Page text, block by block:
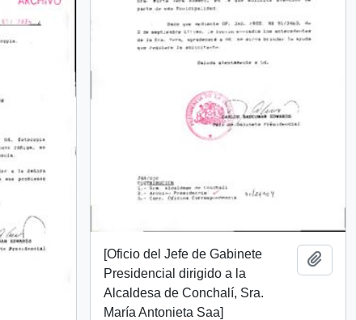
[Oficio del Jefe de Gabinete
Presidencial dirigido a la
Alcaldesa de Conchalí, Sra.
María Antonieta Saa]